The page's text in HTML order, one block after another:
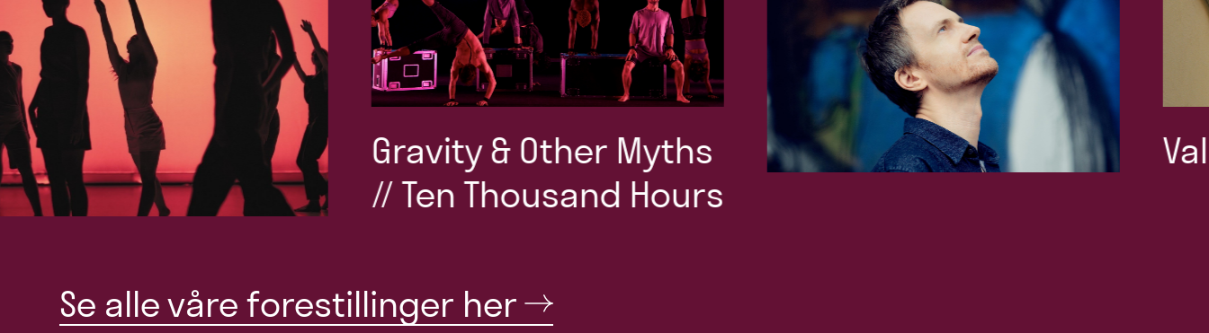
Gravity & Other Myths
// Ten Thousand Hours
Valkyrien Allstars
Se alle våre forestillinger her